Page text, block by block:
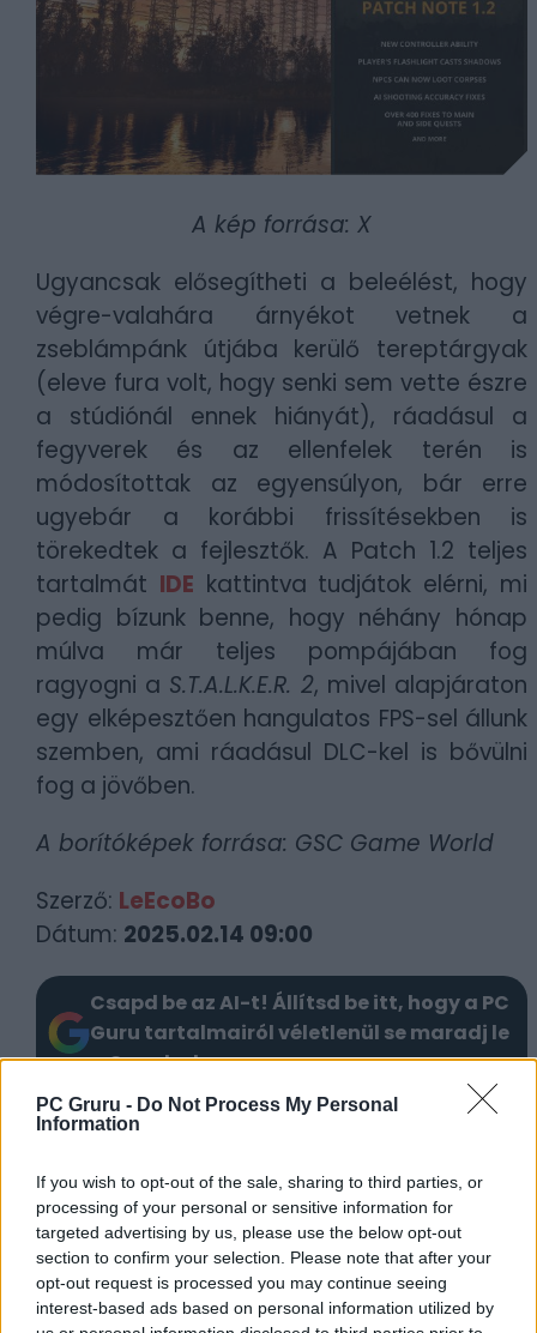
PC Gruru - Do Not Process My Personal
Information
If you wish to opt-out of the sale, sharing to third parties, or
processing of your personal or sensitive information for
targeted advertising by us, please use the below opt-out
section to confirm your selection. Please note that after your
opt-out request is processed you may continue seeing
interest-based ads based on personal information utilized by
A kép forrása: X
Ugyancsak elősegítheti a beleélést, hogy
végre-valahára árnyékot vetnek a
zseblámpánk útjába kerülő tereptárgyak
(eleve fura volt, hogy senki sem vette észre
a stúdiónál ennek hiányát), ráadásul a
fegyverek és az ellenfelek terén is
módosítottak az egyensúlyon, bár erre
ugyebár a korábbi frissítésekben is
törekedtek a fejlesztők. A Patch 1.2 teljes
tartalmát IDE kattintva tudjátok elérni, mi
pedig bízunk benne, hogy néhány hónap
múlva már teljes pompájában fog
ragyogni a S.T.A.L.K.E.R. 2, mivel alapjáraton
egy elképesztően hangulatos FPS-sel állunk
szemben, ami ráadásul DLC-kel is bővülni
fog a jövőben.
A borítóképek forrása: GSC Game World
Szerző: LeEcoBo
Dátum: 2025.02.14 09:00
Csapd be az AI-t! Állítsd be itt, hogy a PC
Guru tartalmairól véletlenül se maradj le
a Google-ben.
KAPCSOLÓDÓ HÍREK
Belengették, ám a játékból kimaradt a
S.T.A.L.K.E.R. 2 forradalmi rendszere – Mi
történt?
Akkora javítást kapott a S.T.A.L.K.E.R. 2,
hogy el sem fér a Zónában